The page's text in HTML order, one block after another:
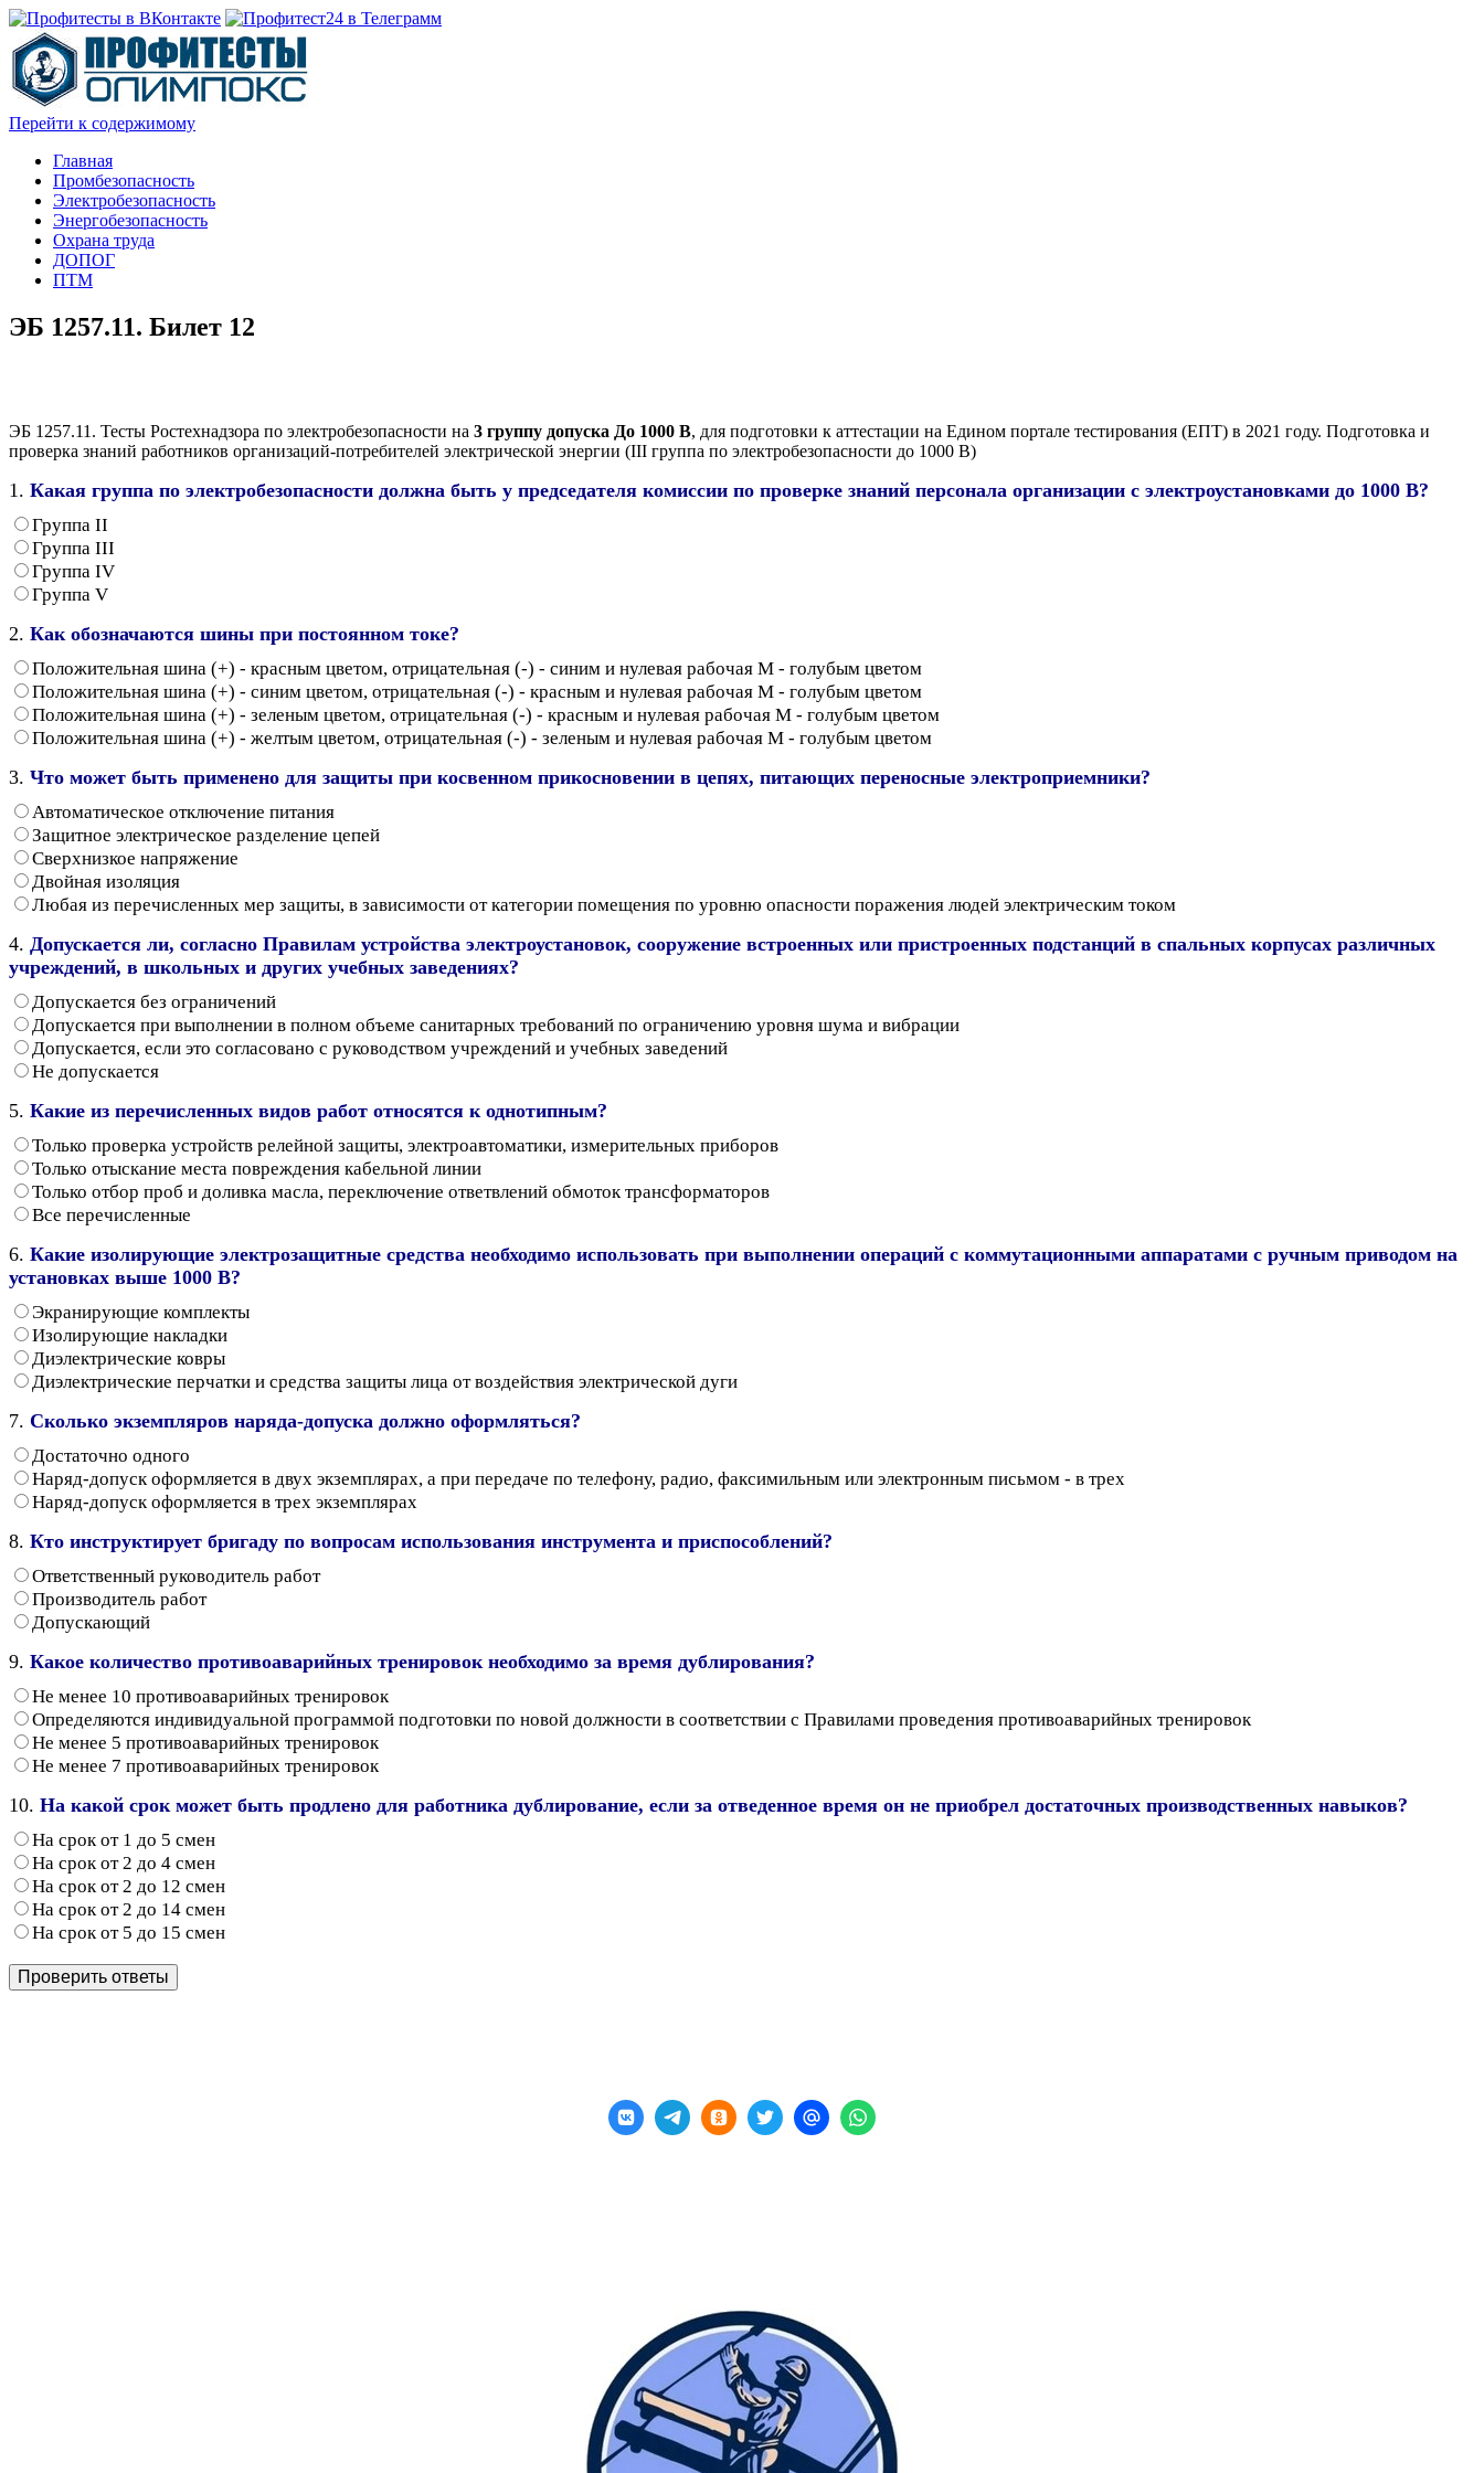
Перейти к содержимому
Главная
Промбезопасность
Электробезопасность
Энергобезопасность
Охрана труда
ДОПОГ
ПТМ
ЭБ 1257.11. Билет 12
ЭБ 1257.11. Тесты Ростехнадзора по электробезопасности на 3 группу допуска До 1000 В, для подготовки к аттестации на Едином портале тестирования (ЕПТ) в 2021 году. Подготовка и
проверка знаний работников организаций-потребителей электрической энергии (III группа по электробезопасности до 1000 В)
1. Какая группа по электробезопасности должна быть у председателя комиссии по проверке знаний персонала организации с электроустановками до 1000 В?
Группа II
Группа III
Группа IV
Группа V
2. Как обозначаются шины при постоянном токе?
Положительная шина (+) - красным цветом, отрицательная (-) - синим и нулевая рабочая М - голубым цветом
Положительная шина (+) - синим цветом, отрицательная (-) - красным и нулевая рабочая М - голубым цветом
Положительная шина (+) - зеленым цветом, отрицательная (-) - красным и нулевая рабочая М - голубым цветом
Положительная шина (+) - желтым цветом, отрицательная (-) - зеленым и нулевая рабочая М - голубым цветом
3. Что может быть применено для защиты при косвенном прикосновении в цепях, питающих переносные электроприемники?
Автоматическое отключение питания
Защитное электрическое разделение цепей
Сверхнизкое напряжение
Двойная изоляция
Любая из перечисленных мер защиты, в зависимости от категории помещения по уровню опасности поражения людей электрическим током
4. Допускается ли, согласно Правилам устройства электроустановок, сооружение встроенных или пристроенных подстанций в спальных корпусах различных
учреждений, в школьных и других учебных заведениях?
Допускается без ограничений
Допускается при выполнении в полном объеме санитарных требований по ограничению уровня шума и вибрации
Допускается, если это согласовано с руководством учреждений и учебных заведений
Не допускается
5. Какие из перечисленных видов работ относятся к однотипным?
Только проверка устройств релейной защиты, электроавтоматики, измерительных приборов
Только отыскание места повреждения кабельной линии
Только отбор проб и доливка масла, переключение ответвлений обмоток трансформаторов
Все перечисленные
6. Какие изолирующие электрозащитные средства необходимо использовать при выполнении операций с коммутационными аппаратами с ручным приводом на
установках выше 1000 В?
Экранирующие комплекты
Изолирующие накладки
Диэлектрические ковры
Диэлектрические перчатки и средства защиты лица от воздействия электрической дуги
7. Сколько экземпляров наряда-допуска должно оформляться?
Достаточно одного
Наряд-допуск оформляется в двух экземплярах, а при передаче по телефону, радио, факсимильным или электронным письмом - в трех
Наряд-допуск оформляется в трех экземплярах
8. Кто инструктирует бригаду по вопросам использования инструмента и приспособлений?
Ответственный руководитель работ
Производитель работ
Допускающий
9. Какое количество противоаварийных тренировок необходимо за время дублирования?
Не менее 10 противоаварийных тренировок
Определяются индивидуальной программой подготовки по новой должности в соответствии с Правилами проведения противоаварийных тренировок
Не менее 5 противоаварийных тренировок
Не менее 7 противоаварийных тренировок
10. На какой срок может быть продлено для работника дублирование, если за отведенное время он не приобрел достаточных производственных навыков?
На срок от 1 до 5 смен
На срок от 2 до 4 смен
На срок от 2 до 12 смен
На срок от 2 до 14 смен
На срок от 5 до 15 смен